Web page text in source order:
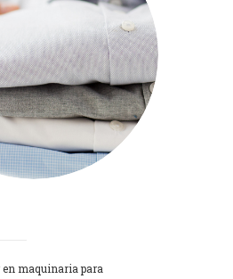
maquinaria para